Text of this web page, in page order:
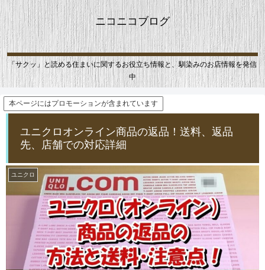
ニコニコブログ
「サクッ」と読める住まいに関するお役立ち情報と、馴染みのお店情報を発信
中
本ページにはプロモーションが含まれています
ユニクロオンライン商品の返品！送料、返品
先、店舗での対応詳細
ユニクロ